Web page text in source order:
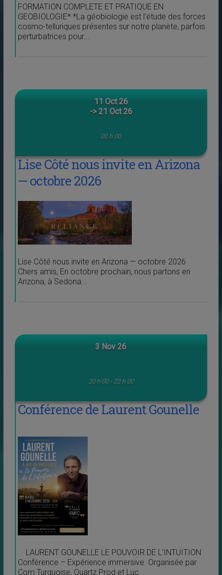
FORMATION COMPLETE ET PRATIQUE EN
GEOBIOLOGIE* *La géobiologie est l’étude des forces
cosmo-telluriques présentes sur notre planète, parfois
perturbatrices pour...
11 Oct 26
-> 21 Oct 26
00 h 00
Lise Côté nous invite en Arizona
— octobre 2026
Lise Côté nous invite en Arizona — octobre 2026
Chers amis, En octobre prochain, nous partons en
Arizona, à Sedona...
3 Nov 26
20 h 00 - 22 h 00
Conférence de Laurent Gounelle
LAURENT GOUNELLE LE POUVOIR DE L'INTUITION
Conférence – Expérience immersive Organisée par
Com Turquoise, Quartz Prod et Luc...